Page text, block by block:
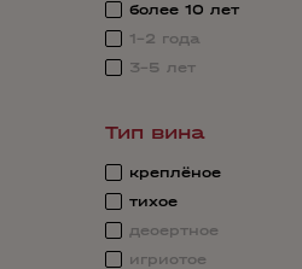
более 10 лет
1-2 года
3-5 лет
Тип вина
креплёное
тихое
десертное
игристое